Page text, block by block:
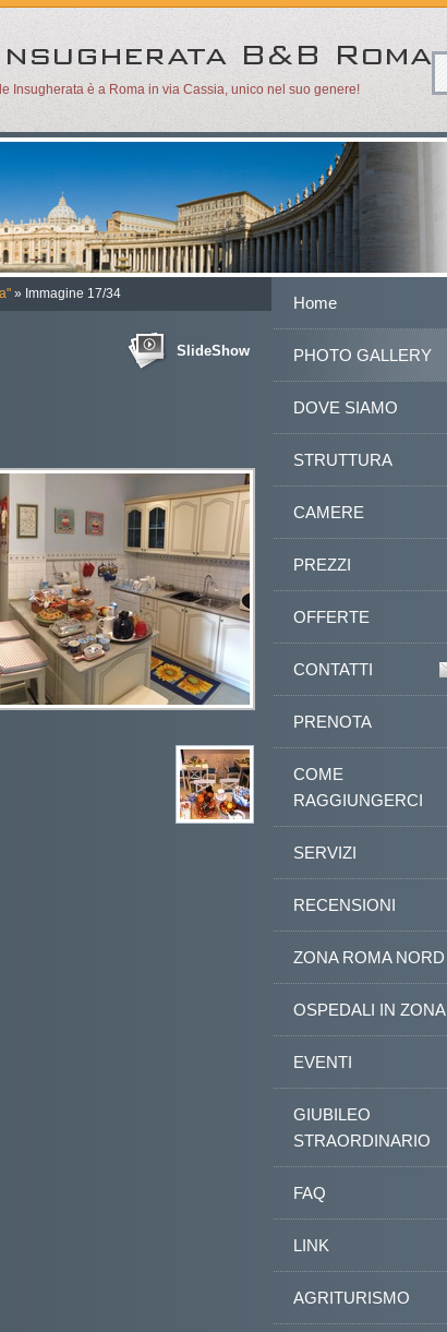
Insugherata è a Roma in via Cassia, unico nel suo genere!
» Immagine 17/34
SlideShow
Home
PHOTO GALLERY
DOVE SIAMO
STRUTTURA
CAMERE
PREZZI
OFFERTE
CONTATTI
PRENOTA
COME
RAGGIUNGERCI
SERVIZI
RECENSIONI
ZONA ROMA NORD
OSPEDALI IN ZONA
EVENTI
GIUBILEO
STRAORDINARIO
FAQ
LINK
AGRITURISMO